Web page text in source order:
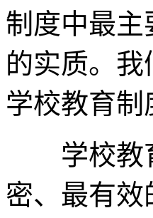
制度中最
的实质。
学校教育制
学校教育
密、最有